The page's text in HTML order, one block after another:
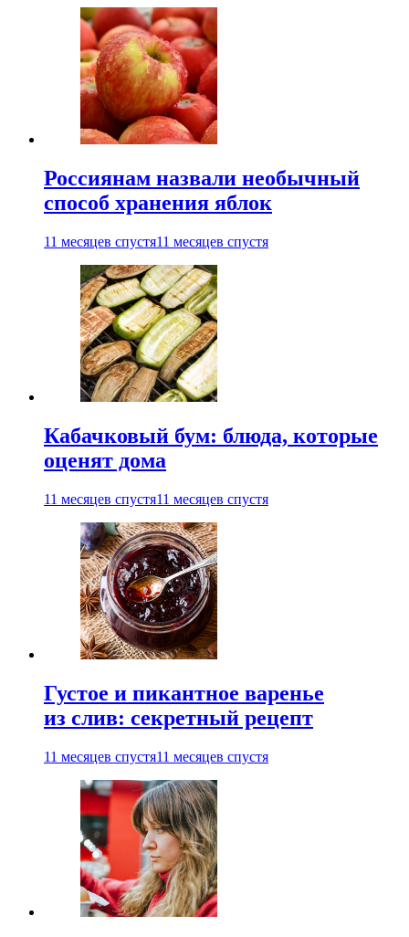
Россиянам назвали необычный
способ хранения яблок
11 месяцев спустя11 месяцев спустя
Кабачковый бум: блюда, которые
оценят дома
11 месяцев спустя11 месяцев спустя
Густое и пикантное варенье
из слив: секретный рецепт
11 месяцев спустя11 месяцев спустя